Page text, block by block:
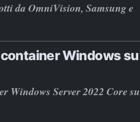
da OmniVision, Samsung e
Windows su
Windows Server 2022 Core su